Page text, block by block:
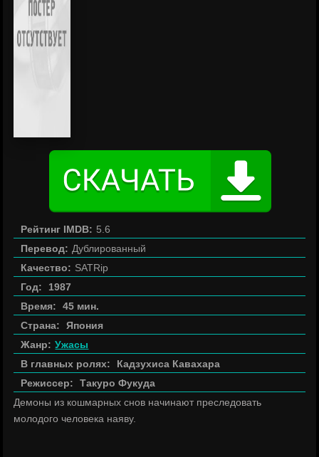
Рейтинг IMDB: 5.6
Перевод: Дублированный
Качество: SATRip
Год:
1987
Время:
45 мин.
Страна:
Япония
Жанр: Ужасы
В главных ролях:
Кадзухиса Кавахара
Режиссер:
Такуро Фукуда
Демоны из кошмарных снов начинают преследовать
молодого человека наяву.